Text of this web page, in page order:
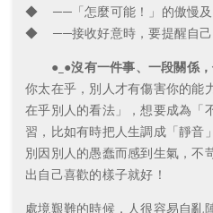
◆ ──「怎麼可能！」的傲慢及
◆ ──接收好意時，要提醒自己
●_●沒有一件事、一段關係，
你太在乎，別人才有傷害你的能
在乎別人的看法」，想要成為「
習，比如有時把人生調成「靜音
別因別人的愚蠢而感到生氣，不
出自己喜歡的樣子就好！
處境艱難的時候，人很容易自亂